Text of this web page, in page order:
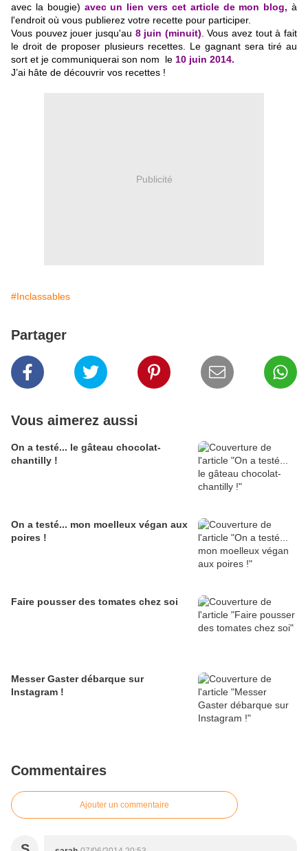
avec la bougie) avec un lien vers cet article de mon blog, à
l'endroit où vous publierez votre recette pour participer.
Vous pouvez jouer jusqu'au 8 juin (minuit) Vous avez tout à fait
le droit de proposer plusieurs recettes. Le gagnant sera tiré au
sort et je communiquerai son nom le 10 juin 2014.
J’ai hâte de découvrir vos recettes !
Publicité
#Inclassables
Partager
Vous aimerez aussi
On a testé... le gâteau chocolat-
chantilly !
On a testé... mon moelleux végan aux
poires !
Faire pousser des tomates chez soi
Messer Gaster débarque sur
Instagram !
Commentaires
Ajouter un commentaire